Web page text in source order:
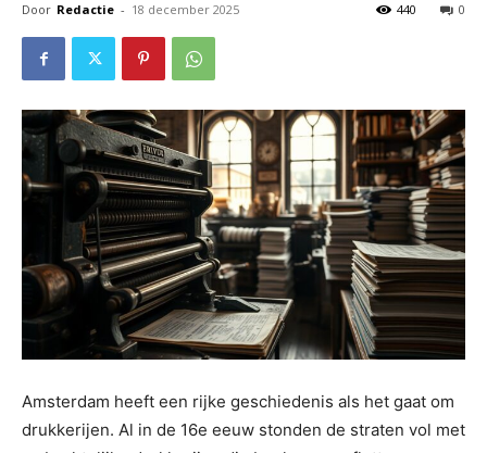
Door Redactie - 18 december 2025 0
440
Amsterdam heeft een rijke geschiedenis als het gaat om
drukkerijen. Al in de 16e eeuw stonden de straten vol met